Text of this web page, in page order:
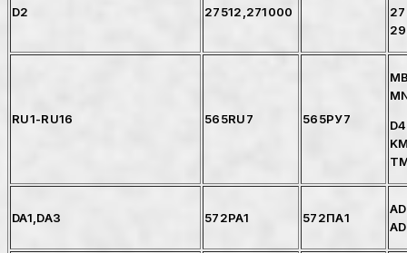
D2 27512,271000
RU1-RU16 565RU7 565РУ7
DA1,DA3 572PA1 572ПА1